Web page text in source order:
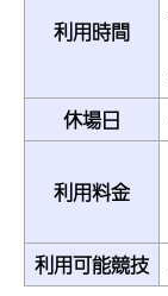
利用時間
休場日
利用料金
利用可能競技